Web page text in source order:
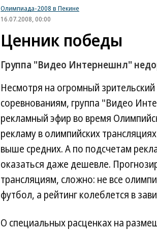
Олимпиада-2008 в Пекине
16.07.2008, 00:00
Ценник победы
Группа "Видео Интернешнл"
Несмотря на огромный
соревнованиям, группа "Видео
рекламный эфир во время
рекламу в олимпийских
выше средних. А по подсчетам
оказаться даже дешевле.
трансляциям, сложно: не все
футбол, а рейтинг колеблется в
О специальных расценках на